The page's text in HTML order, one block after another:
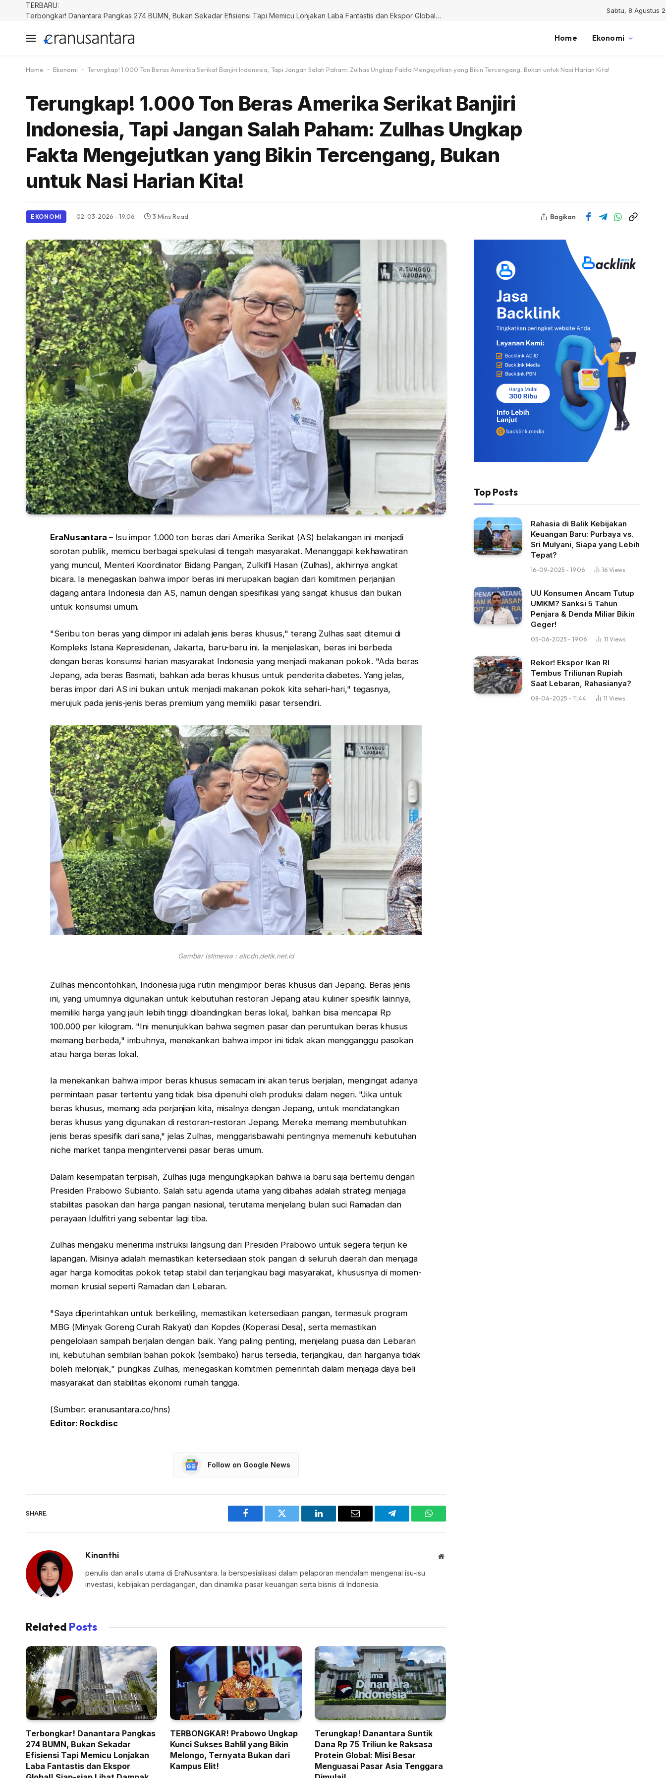
TERBARU:
Terbongkar! Danantara Pangkas 274 BUMN, Bukan Sekadar Efisiensi Tapi Memicu Lonjakan Laba Fantastis dan Ekspor Global! Siap-siap Lihat Dampak Tak Terduga pada Ekonomi Nasional!
Sabtu, 8 Agustus
Home Ekonomi
Home - Ekonomi - Terungkap! 1.000 Ton Beras Amerika Serikat Banjiri Indonesia, Tapi Jangan Salah Paham: Zulhas Ungkap Fakta Mengejutkan yang Bikin Tercengang, Bukan untuk Nasi Harian Kita!
Terungkap! 1.000 Ton Beras Amerika Serikat Banjiri
Indonesia, Tapi Jangan Salah Paham: Zulhas Ungkap
Fakta Mengejutkan yang Bikin Tercengang, Bukan
untuk Nasi Harian Kita!
EKONOMI 02-03-2026 - 19.06 3 Mins Read Bagikan
EraNusantara –Isu impor 1.000 ton beras dari Amerika Serikat (AS) belakangan ini menjadi
sorotan publik, memicu berbagai spekulasi di tengah masyarakat. Menanggapi kekhawatiran
yang muncul, Menteri Koordinator Bidang Pangan, Zulkifli Hasan (Zulhas), akhirnya angkat
bicara. Ia menegaskan bahwa impor beras ini merupakan bagian dari komitmen perjanjian
dagang antara Indonesia dan AS, namun dengan spesifikasi yang sangat khusus dan bukan
untuk konsumsi umum.
"Seribu ton beras yang diimpor ini adalah jenis beras khusus," terang Zulhas saat ditemui di
Kompleks Istana Kepresidenan, Jakarta, baru-baru ini. Ia menjelaskan, beras ini berbeda
dengan beras konsumsi harian masyarakat Indonesia yang menjadi makanan pokok. "Ada beras
Jepang, ada beras Basmati, bahkan ada beras khusus untuk penderita diabetes. Yang jelas,
beras impor dari AS ini bukan untuk menjadi makanan pokok kita sehari-hari," tegasnya,
merujuk pada jenis-jenis beras premium yang memiliki pasar tersendiri.
Gambar Istimewa : akcdn.detik.net.id
Zulhas mencontohkan, Indonesia juga rutin mengimpor beras khusus dari Jepang. Beras jenis
ini, yang umumnya digunakan untuk kebutuhan restoran Jepang atau kuliner spesifik lainnya,
memiliki harga yang jauh lebih tinggi dibandingkan beras lokal, bahkan bisa mencapai Rp
100.000 per kilogram. "Ini menunjukkan bahwa segmen pasar dan peruntukan beras khusus
memang berbeda," imbuhnya, menekankan bahwa impor ini tidak akan mengganggu pasokan
atau harga beras lokal.
Ia menekankan bahwa impor beras khusus semacam ini akan terus berjalan, mengingat adanya
permintaan pasar tertentu yang tidak bisa dipenuhi oleh produksi dalam negeri. "Jika untuk
beras khusus, memang ada perjanjian kita, misalnya dengan Jepang, untuk mendatangkan
beras khusus yang digunakan di restoran-restoran Jepang. Mereka memang membutuhkan
jenis beras spesifik dari sana," jelas Zulhas, menggarisbawahi pentingnya memenuhi kebutuhan
niche market tanpa mengintervensi pasar beras umum.
Dalam kesempatan terpisah, Zulhas juga mengungkapkan bahwa ia baru saja bertemu dengan
Presiden Prabowo Subianto. Salah satu agenda utama yang dibahas adalah strategi menjaga
stabilitas pasokan dan harga pangan nasional, terutama menjelang bulan suci Ramadan dan
perayaan Idulfitri yang sebentar lagi tiba.
Zulhas mengaku menerima instruksi langsung dari Presiden Prabowo untuk segera terjun ke
lapangan. Misinya adalah memastikan ketersediaan stok pangan di seluruh daerah dan menjaga
agar harga komoditas pokok tetap stabil dan terjangkau bagi masyarakat, khususnya di momen-
momen krusial seperti Ramadan dan Lebaran.
"Saya diperintahkan untuk berkeliling, memastikan ketersediaan pangan, termasuk program
MBG (Minyak Goreng Curah Rakyat) dan Kopdes (Koperasi Desa), serta memastikan
pengelolaan sampah berjalan dengan baik. Yang paling penting, menjelang puasa dan Lebaran
ini, kebutuhan sembilan bahan pokok (sembako) harus tersedia, terjangkau, dan harganya tidak
boleh melonjak," pungkas Zulhas, menegaskan komitmen pemerintah dalam menjaga daya beli
masyarakat dan stabilitas ekonomi rumah tangga.
(Sumber: eranusantara.co/hns)
Editor: Rockdisc
Follow on Google News
SHARE.
Facebook Twitter LinkedIn Email Telegram WhatsApp
Kinanthi Website
penulis dan analis utama di EraNusantara. Ia berspesialisasi dalam pelaporan mendalam mengenai isu-isu
investasi, kebijakan perdagangan, dan dinamika pasar keuangan serta bisnis di Indonesia
Related Posts
Terbongkar! Danantara Pangkas
274 BUMN, Bukan Sekadar
Efisiensi Tapi Memicu Lonjakan
Laba Fantastis dan Ekspor
TERBONGKAR! Prabowo Ungkap
Kunci Sukses Bahlil yang Bikin
Melongo, Ternyata Bukan dari
Kampus Elit!
Terungkap! Danantara Suntik
Dana Rp 75 Triliun ke Raksasa
Protein Global: Misi Besar
Menguasai Pasar Asia Tenggara
Top Posts
Rahasia di Balik Kebijakan
Keuangan Baru: Purbaya vs.
Sri Mulyani, Siapa yang Lebih
Tepat?
16-09-2025 - 19.06 16 Views
UU Konsumen Ancam Tutup
UMKM? Sanksi 5 Tahun
Penjara & Denda Miliar Bikin
Geger!
05-06-2025 - 19.06 11 Views
Rekor! Ekspor Ikan RI
Tembus Triliunan Rupiah
Saat Lebaran, Rahasianya?
08-04-2025 - 11.44 11 Views